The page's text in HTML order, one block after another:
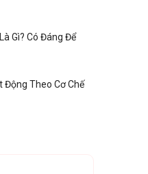
Gì? Có Đáng Để
Động Theo Cơ Chế